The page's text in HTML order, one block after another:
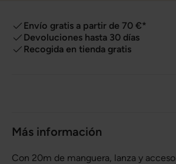
Envío gratis a partir de 70 €*
Devoluciones hasta 30 días
Recogida en tienda gratis
Más información
Con 20m de manguera, lanza y